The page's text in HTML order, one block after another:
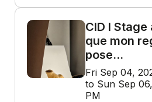
CID I Stage
que mon
pose…
Fri Sep 04,
to Sun Sep
PM